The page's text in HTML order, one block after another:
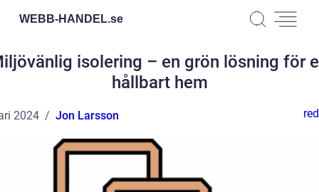
WEBB-HANDEL.se
isolering – en grön lösning för
hållbart hem
2024 Jon Larsson